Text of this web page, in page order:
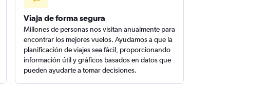
Viaja de forma segura
Millones de personas nos visitan anualmente para
encontrar los mejores vuelos. Ayudamos a que la
planificación de viajes sea fácil, proporcionando
información útil y gráficos basados en datos que
pueden ayudarte a tomar decisiones.